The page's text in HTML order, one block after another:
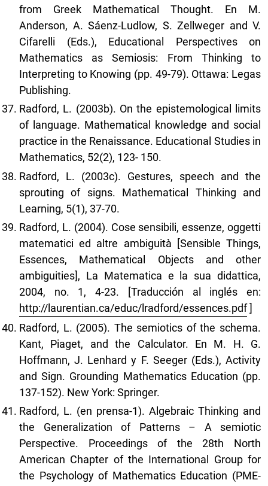
from Greek Mathematical Thought. En M.
Anderson, A. Sáenz-Ludlow, S. Zellweger and V.
Cifarelli (Eds.), Educational Perspectives on
Mathematics as Semiosis: From Thinking to
Interpreting to Knowing (pp. 49-79). Ottawa: Legas
Publishing.
Radford, L. (2003b). On the epistemological limits
of language. Mathematical knowledge and social
practice in the Renaissance. Educational Studies in
Mathematics, 52(2), 123- 150.
Radford, L. (2003c). Gestures, speech and the
sprouting of signs. Mathematical Thinking and
Learning, 5(1), 37-70.
Radford, L. (2004). Cose sensibili, essenze, oggetti
matematici ed altre ambiguità [Sensible Things,
Essences, Mathematical Objects and other
ambiguities], La Matematica e la sua didattica,
2004, no. 1, 4-23. [Traducción al inglés en:
http://laurentian.ca/educ/lradford/essences.pdf]
Radford, L. (2005). The semiotics of the schema.
Kant, Piaget, and the Calculator. En M. H. G.
Hoffmann, J. Lenhard y F. Seeger (Eds.), Activity
and Sign. Grounding Mathematics Education (pp.
137-152). New York: Springer.
Radford, L. (en prensa-1). Algebraic Thinking and
the Generalization of Patterns – A semiotic
Perspective. Proceedings of the 28th North
American Chapter of the International Group for
the Psychology of Mathematics Education (PME-